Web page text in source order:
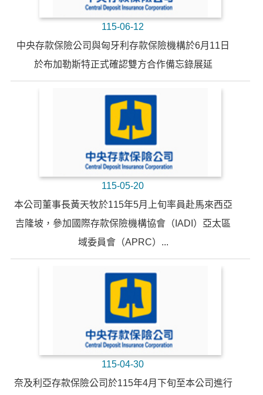
115-06-12
中央存款保險公司與匈牙利存款保險機構於6月11日
於布加勒斯特正式確認雙方合作備忘錄展延
115-05-20
本公司董事長黃天牧於115年5月上旬率員赴馬來西亞
吉隆坡，參加國際存款保險機構協會（IADI）亞太區
域委員會（APRC）...
115-04-30
奈及利亞存款保險公司於115年4月下旬至本公司進行